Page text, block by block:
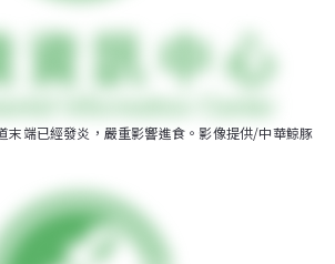
末端已經發炎，嚴重影響進食。影像提供/中華鯨豚